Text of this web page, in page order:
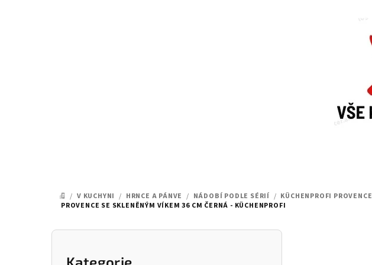
DOMŮ
/ V KUCHYNI / HRNCE A PÁNVE / NÁDOBÍ PODLE SÉRIÍ / KÜCHENPROFI PROVENCE
PROVENCE SE SKLENĚNÝM VÍKEM 36 CM ČERNÁ - KÜCHENPROFI
P
Přeskočit